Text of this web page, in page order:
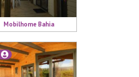
Mobilhome Bahia